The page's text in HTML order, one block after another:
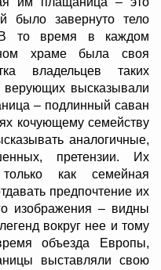
было завернуто тело
В то время в каждом
храме была своя
владельцев таких
высказывали
– подлинный саван
кочующему семейству
аналогичные,
претензии. Их
как семейная
предпочтение их
изображения – видны
вокруг нее и тому
объезда Европы,
выставляли свою